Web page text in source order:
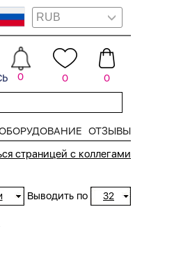
0 0 0
ОТЗЫВЫ
страницей с коллегами
Выводить по 32